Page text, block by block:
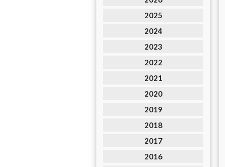
2025
2024
2023
2022
2021
2020
2019
2018
2017
2016